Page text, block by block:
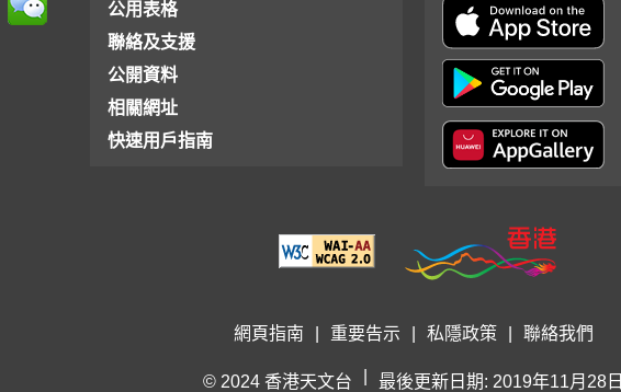
公用表格
聯絡及支援
公開資料
相關網址
快速用戶指南
網頁指南 重要告示 私隱政策 聯絡我們
© 2024 香港天文台 最後更新日期: 2019年11月28日